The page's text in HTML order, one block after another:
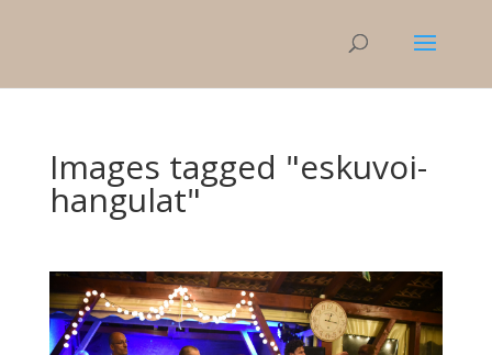
Images tagged "eskuvoi-
hangulat"